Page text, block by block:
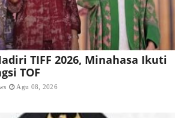
TIFF 2026, Minahasa Ikuti
TOF
Agu 08, 2026